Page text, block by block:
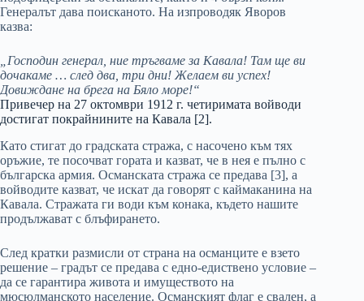
Генералът дава поисканото. На изпроводяк Яворов
казва:
„Господин генерал, ние тръгваме за Кавала! Там ще ви
дочакаме … след два, три дни! Желаем ви успех!
Довиждане на брега на Бяло море!“
Привечеp на 27 октомври 1912 г. четиримата войводи
достигат покрайнините на Кавала [2].
Като стигат до градската стража, с насочено към тях
оръжие, те посочват гората и казват, че в нея е пълно с
българска армия. Османската стража се предава [3], а
войводите казват, че искат да говорят с каймаканина на
Кавала. Стражата ги води към конака, където нашите
продължават с блъфирането.
След кратки размисли от страна на османците е взето
решение – градът се предава с едно-едиствено условие –
да се гарантира живота и имуществото на
мюсюлманското население. Османският флаг е свален, а